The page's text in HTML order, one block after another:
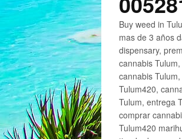
Buy weed in
mas de 3 años
dispensary,
cannabis
cannabis
Tulum420,
Tulum, entrega
comprar
Tulum420